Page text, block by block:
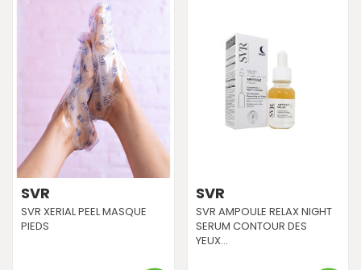
SVR
SVR XERIAL PEEL MASQUE
PIEDS
SVR
SVR AMPOULE RELAX NIGHT
SERUM CONTOUR DES
YEUX...